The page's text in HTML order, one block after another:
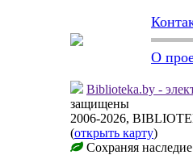
О
Biblioteka.by -
защищены
2006-2026,
(открыть карту)
Сохраняя